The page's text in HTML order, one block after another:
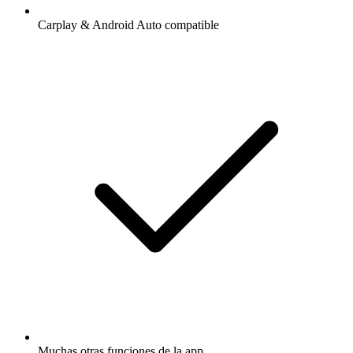
Carplay & Android Auto compatible